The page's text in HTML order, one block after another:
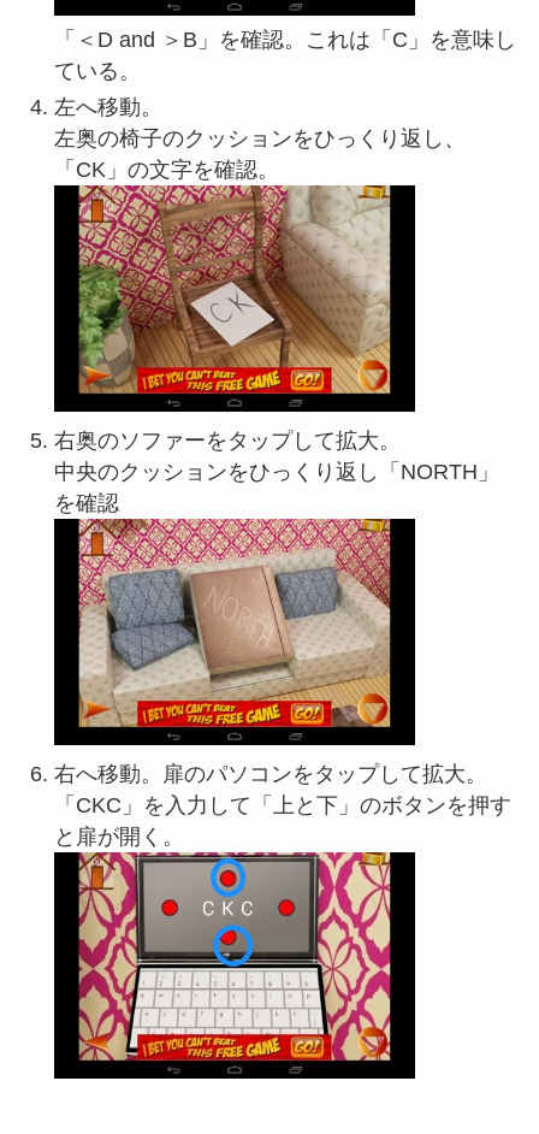
「＜D and ＞B」を確認。これは「C」を意味し
ている。
左へ移動。
左奥の椅子のクッションをひっくり返し、
「CK」の文字を確認。
右奥のソファーをタップして拡大。
中央のクッションをひっくり返し「NORTH」
を確認
右へ移動。扉のパソコンをタップして拡大。
「CKC」を入力して「上と下」のボタンを押す
と扉が開く。